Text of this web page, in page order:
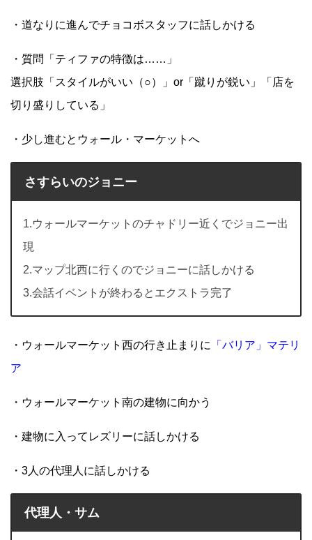
・道なりに進んでチョコボスタッフに話しかける
・質問「ティファの特徴は……」
選択肢「スタイルがいい（○）」or「蹴りが鋭い」「店を
切り盛りしている」
・少し進むとウォール・マーケットへ
さすらいのジョニー
1.ウォールマーケットのチャドリー近くでジョニー出
現
2.マップ北西に行くのでジョニーに話しかける
3.会話イベントが終わるとエクストラ完了
・ウォールマーケット西の行き止まりに
「バリア」マテリ
ア
・ウォールマーケット南の建物に向かう
・建物に入ってレズリーに話しかける
・3人の代理人に話しかける
代理人・サム